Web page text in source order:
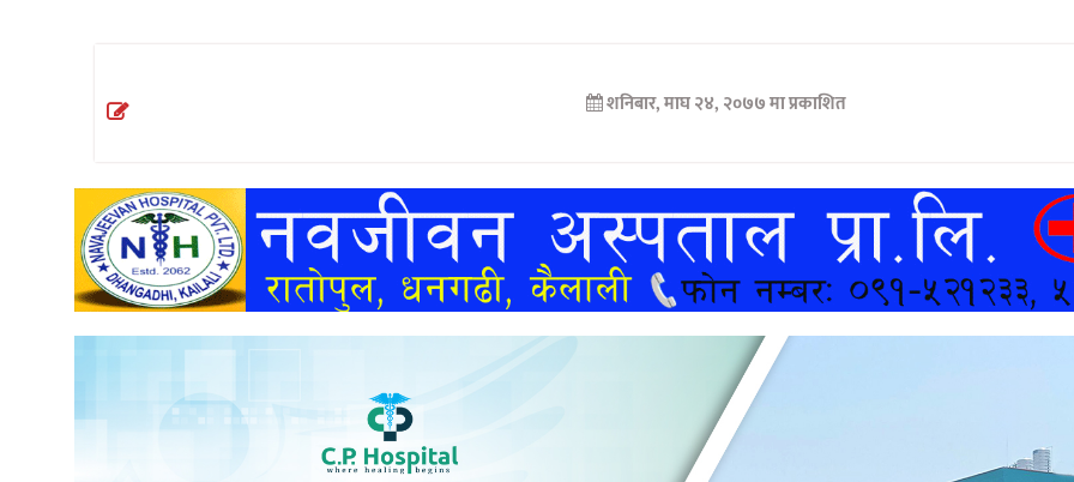
अन्तराष्ट्रिय
अन्तर्वार्ता
खेलकुद
शनिबार, माघ २४, २०७७ मा प्रकाशित